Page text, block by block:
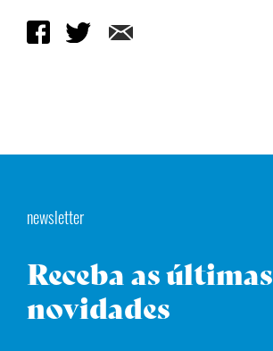
newsletter
Receba as últimas
novidades